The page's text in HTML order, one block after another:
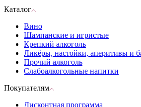
Каталог
Вино
Шампанские и игристые
Крепкий алкоголь
Ликёры, настойки, аперитивы и
Прочий алкоголь
Слабоалкогольные напитки
Покупателям
Дисконтная программа